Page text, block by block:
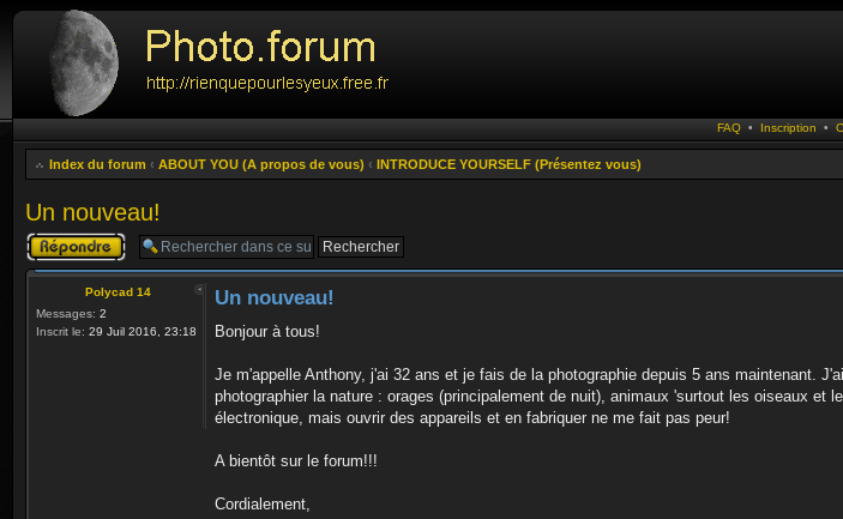
FAQ • Inscription •
Index du forum ‹ ABOUT YOU (A propos de vous) ‹ INTRODUCE YOURSELF (Présentez vous)
Un nouveau!
Publier une
réponse
Polycad 14
Messages: 2
Inscrit le: 29 Juil 2016, 23:18
Un nouveau!
Bonjour à tous!
Je m'appelle Anthony, j'ai 32 ans et je fais de la photographie depuis 5 ans maintenant.
photographier la nature : orages (principalement de nuit), animaux 'surtout les oiseaux
électronique, mais ouvrir des appareils et en fabriquer ne me fait pas peur!
A bientôt sur le forum!!!
Cordialement,